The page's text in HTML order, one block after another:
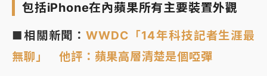
包括iPhone在內蘋果所有主要裝置外觀
■相關新聞：WWDC「14年科技記者生涯最
無聊」 他評：蘋果高層清楚是個啞彈